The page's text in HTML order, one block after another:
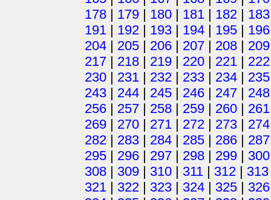
178 | 179 | 180 | 181 | 182 | 183
191 | 192 | 193 | 194 | 195 | 196
204 | 205 | 206 | 207 | 208 | 209
217 | 218 | 219 | 220 | 221 | 222
230 | 231 | 232 | 233 | 234 | 235
243 | 244 | 245 | 246 | 247 | 248
256 | 257 | 258 | 259 | 260 | 261
269 | 270 | 271 | 272 | 273 | 274
282 | 283 | 284 | 285 | 286 | 287
295 | 296 | 297 | 298 | 299 | 300
308 | 309 | 310 | 311 | 312 | 313
321 | 322 | 323 | 324 | 325 | 326